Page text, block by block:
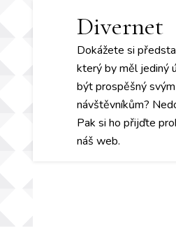
Divernet
Dokážete si
který by měl jediný
být prospěšný svým
návštěvníkům?
Pak si ho přijďte
náš web.